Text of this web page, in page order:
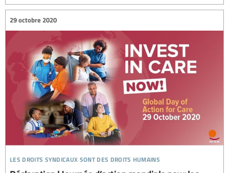
les droits syndicaux sont des droits humains
29 octobre 2020